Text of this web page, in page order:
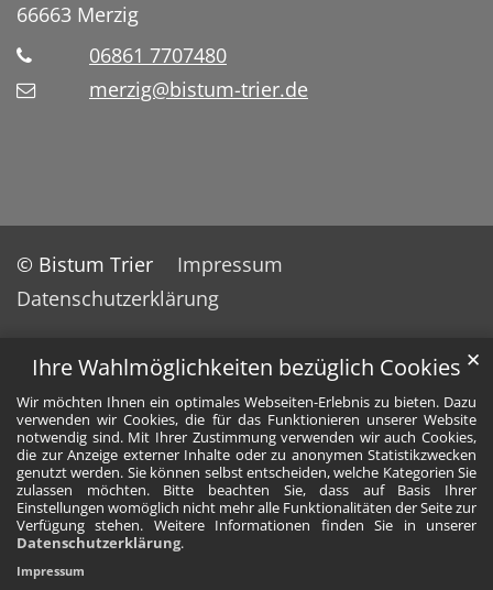
Ihre Wahlmöglichkeiten bezüglich Cookies
Wir möchten Ihnen ein optimales Webseiten-Erlebnis zu bieten. Dazu
verwenden wir Cookies, die für das Funktionieren unserer Website
notwendig sind. Mit Ihrer Zustimmung verwenden wir auch Cookies,
die zur Anzeige externer Inhalte oder zu anonymen Statistikzwecken
genutzt werden. Sie können selbst entscheiden, welche Kategorien Sie
zulassen möchten. Bitte beachten Sie, dass auf Basis Ihrer
Einstellungen womöglich nicht mehr alle Funktionalitäten der Seite zur
Verfügung stehen. Weitere Informationen finden Sie in unserer
Datenschutzerklärung.
✕
Impressum
66663 Merzig
06861 7707480
merzig@bistum-trier.de
© Bistum Trier
Impressum
Datenschutzerklärung